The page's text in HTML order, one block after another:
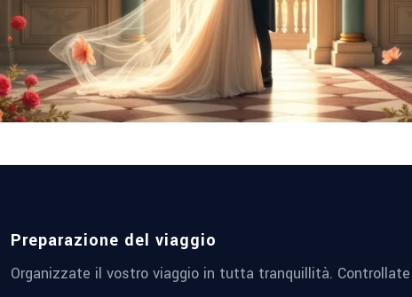
Preparazione del viaggio
Organizzate il vostro viaggio in tutta tranquillità.